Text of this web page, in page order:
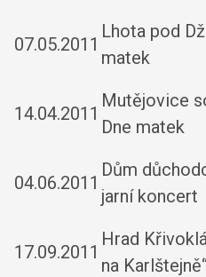
07.05.2011
Lhota pod
matek
14.04.2011
Mutějovice
Dne matek
04.06.2011
Dům
jarní koncert
17.09.2011
Hrad
na